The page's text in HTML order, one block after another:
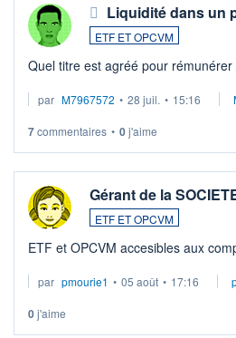
Liquidité dans un
ETF ET OPCVM
Quel titre est agréé pour
par M7967572 • 28 juil. • 15:16
7commentaires • 0j'aime
Gérant de la
ETF ET OPCVM
ETF et OPCVM accesibles
par pmourie1 • 05 août • 17:16
0j'aime